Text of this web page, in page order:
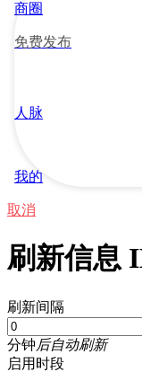
商圈
免费发布
人脉
我的
取消
刷新信息
刷新间隔
分钟后自动刷新
启用时段